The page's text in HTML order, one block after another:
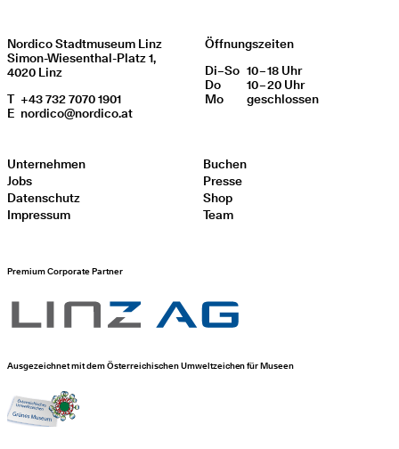
Nordico Stadtmuseum Linz
Simon-Wiesenthal-Platz 1,
4020 Linz
T +43 732 7070 1901
E nordico@nordico.at
Öffnungszeiten
WochentagÖffnungszeiten
Di–So 10 – 18 Uhr
Do
10 – 20 Uhr
Mo
geschlos­sen
Unternehmen
Jobs
Datenschutz
Impressum
Buchen
Presse
Shop
Team
Premium Corporate Partner
Ausgezeichnet mit dem Österreichischen Umweltzeichen für Museen